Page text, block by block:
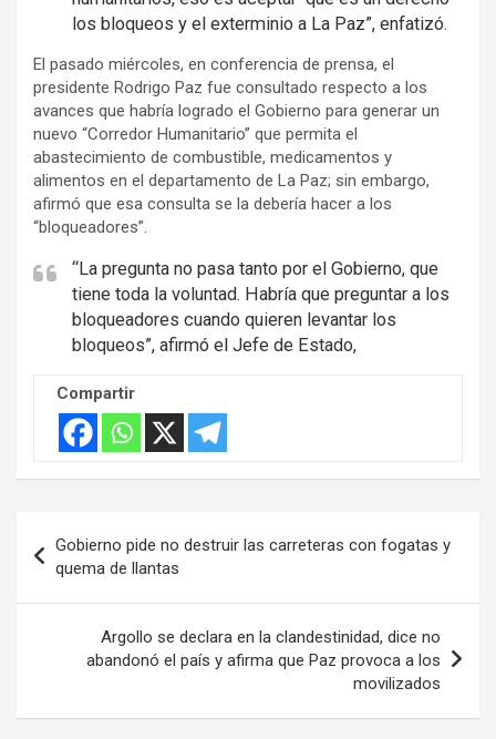
los bloqueos y el exterminio a La Paz”, enfatizó.
El pasado miércoles, en conferencia de prensa, el
presidente Rodrigo Paz fue consultado respecto a los
avances que habría logrado el Gobierno para generar un
nuevo “Corredor Humanitario” que permita el
abastecimiento de combustible, medicamentos y
alimentos en el departamento de La Paz; sin embargo,
afirmó que esa consulta se la debería hacer a los
“bloqueadores”.
“La pregunta no pasa tanto por el Gobierno, que
tiene toda la voluntad. Habría que preguntar a los
bloqueadores cuando quieren levantar los
bloqueos”, afirmó el Jefe de Estado,
Compartir
de
entradas
Gobierno pide no destruir las carreteras con fogatas y
quema de llantas
Argollo se declara en la clandestinidad, dice no
abandonó el país y afirma que Paz provoca a los
movilizados